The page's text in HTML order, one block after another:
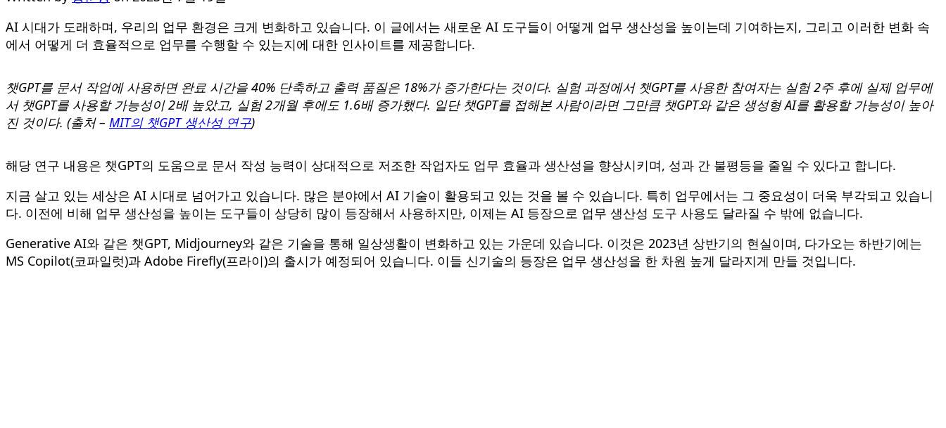
AI 시대가 도래하며, 우리의 업무 환경은 크게 변화하고 있습니다. 이 글에서는 새로운 AI 도구들이 어떻게 업무 생산성을 높이는데 기여하는지, 그리고 이러한 변화 속
에서 어떻게 더 효율적으로 업무를 수행할 수 있는지에 대한 인사이트를 제공합니다.
챗GPT를 문서 작업에 사용하면 완료 시간을 40% 단축하고 출력 품질은 18%가 증가한다는 것이다. 실험 과정에서 챗GPT를 사용한 참여자는 실험 2주 후에 실제 업무에
서 챗GPT를 사용할 가능성이 2배 높았고, 실험 2개월 후에도 1.6배 증가했다. 일단 챗GPT를 접해본 사람이라면 그만큼 챗GPT와 같은 생성형 AI를 활용할 가능성이 높아
진 것이다. (출처 – MIT의 챗GPT 생산성 연구)
해당 연구 내용은 챗GPT의 도움으로 문서 작성 능력이 상대적으로 저조한 작업자도 업무 효율과 생산성을 향상시키며, 성과 간 불평등을 줄일 수 있다고 합니다.
지금 살고 있는 세상은 AI 시대로 넘어가고 있습니다. 많은 분야에서 AI 기술이 활용되고 있는 것을 볼 수 있습니다. 특히 업무에서는 그 중요성이 더욱 부각되고 있습니
다. 이전에 비해 업무 생산성을 높이는 도구들이 상당히 많이 등장해서 사용하지만, 이제는 AI 등장으로 업무 생산성 도구 사용도 달라질 수 밖에 없습니다.
Generative AI와 같은 챗GPT, Midjourney와 같은 기술을 통해 일상생활이 변화하고 있는 가운데 있습니다. 이것은 2023년 상반기의 현실이며, 다가오는 하반기에는
MS Copilot(코파일럿)과 Adobe Firefly(프라이)의 출시가 예정되어 있습니다. 이들 신기술의 등장은 업무 생산성을 한 차원 높게 달라지게 만들 것입니다.